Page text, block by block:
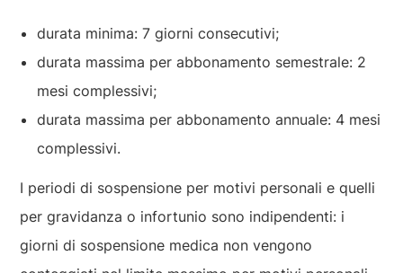
durata minima: 7 giorni consecutivi;
durata massima per abbonamento semestrale: 2
mesi complessivi;
durata massima per abbonamento annuale: 4 mesi
complessivi.
I periodi di sospensione per motivi personali e quelli
per gravidanza o infortunio sono indipendenti: i
giorni di sospensione medica non vengono